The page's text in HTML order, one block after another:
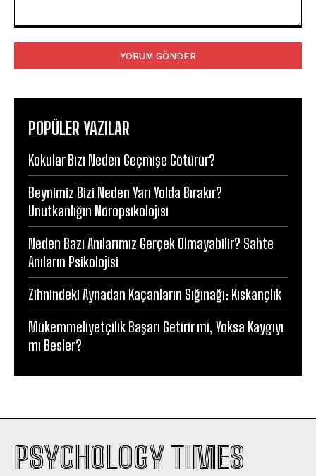
POPÜLER YAZILAR
Kokular Bizi Neden Geçmişe Götürür?
Beynimiz Bizi Neden Yarı Yolda Bırakır?
Unutkanlığın Nöropsikolojisi
Neden Bazı Anılarımız Gerçek Olmayabilir? Sahte
Anıların Psikolojisi
Zihnindeki Aynadan Kaçanların Sığınağı: Kıskançlık
Mükemmeliyetçilik Başarı Getirir mi, Yoksa Kaygıyı
mı Besler?
PSYCHOLOGY TIMES